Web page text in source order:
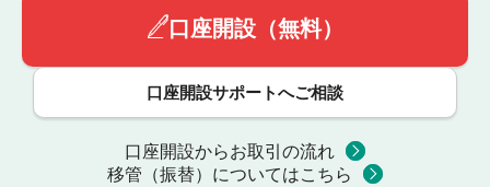
口座開設（無料）
口座開設サポートへご相談
口座開設からお取引の流れ
移管（振替）についてはこちら